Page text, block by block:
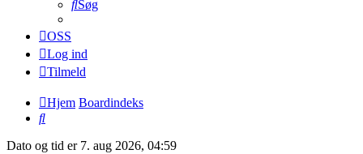
Søg
OSS
Log ind
Tilmeld
Hjem Boardindeks
Søg
Dato og tid er 7. aug 2026, 04:59